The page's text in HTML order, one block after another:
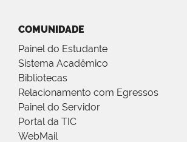
COMUNIDADE
Painel do Estudante
Sistema Acadêmico
Bibliotecas
Relacionamento com Egressos
Painel do Servidor
Portal da TIC
WebMail